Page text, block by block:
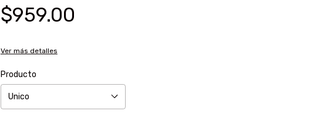
$959.00
Ver más detalles
Producto